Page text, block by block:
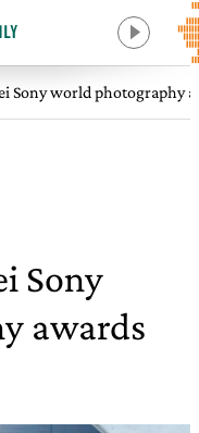
Sony world photography
Sony
awards